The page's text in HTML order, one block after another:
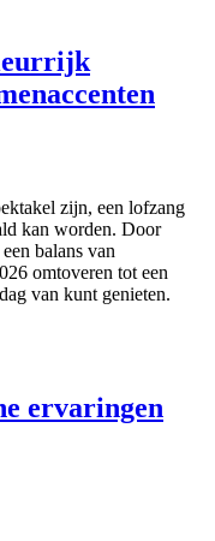
zijn, een lofzang
kan worden. Door
balans van
omtoveren tot een
van kunt genieten.
ervaringen